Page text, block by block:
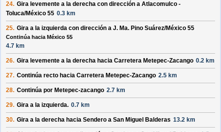
24. Gira levemente a la derecha con dirección a Atlacomulco -
Toluca/México 55 0.3 km
25. Gira a la izquierda con dirección a J. Ma. Pino Suárez/México 55
Continúa hacia México 55
4.7 km
26. Gira levemente a la derecha hacia Carretera Metepec-Zacango 0.2 km
27. Continúa recto hacia Carretera Metepec-Zacango 2.5 km
28. Continúa por Metepec-zacango 2.7 km
29. Gira a la izquierda. 0.7 km
30. Gira a la derecha hacia Sendero a San Miguel Balderas 13.2 km